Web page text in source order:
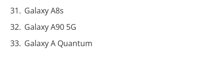
Galaxy A8s
Galaxy A90 5G
Galaxy A Quantum